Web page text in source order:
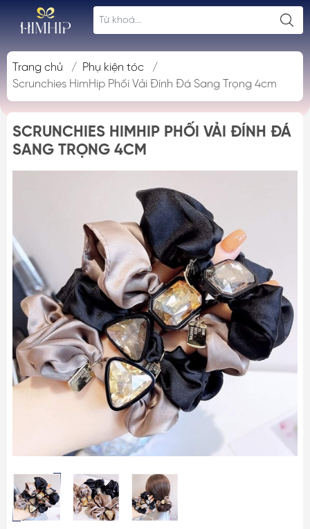
Trang chủ / Phụ kiện tóc
/
Scrunchies HimHip Phối Vải Đính Đá Sang Trọng 4cm
SCRUNCHIES HIMHIP PHỐI VẢI ĐÍNH ĐÁ
SANG TRỌNG 4CM